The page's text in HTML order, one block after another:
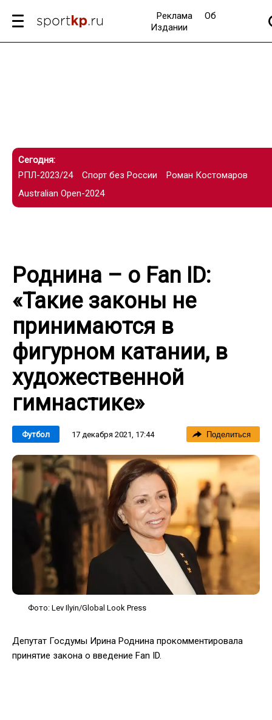
Реклама
Об
Издании
Сегодня:
РПЛ-2023/24
Спорт без России
Роман Костомаров
Australian Open-2024
Роднина – о Fan ID:
«Такие законы не
принимаются в
фигурном катании, в
художественной
гимнастике»
Футбол 17 декабря 2021, 17:44 Поделиться
Фото: Lev Ilyin/Global Look Press
Депутат Госдумы Ирина Роднина прокомментировала
принятие закона о введение Fan ID.